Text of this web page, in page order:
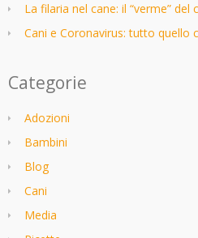
La filaria nel cane: il “verme” del
Cani e Coronavirus: tutto quello
Categorie
Adozioni
Bambini
Blog
Cani
Media